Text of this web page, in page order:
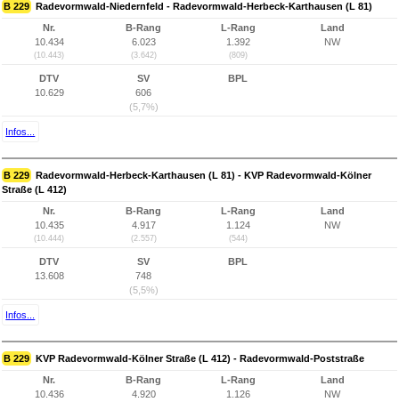
B 229 Radevormwald-Niedernfeld - Radevormwald-Herbeck-Karthausen (L 81)
Nr.
10.434
(10.443)
B-Rang
6.023
(3.642)
L-Rang
1.392
(809)
Land
NW
DTV
10.629
SV
606
(5,7%)
BPL
Infos...
B 229 Radevormwald-Herbeck-Karthausen (L 81) - KVP Radevormwald-Kölner
Straße (L 412)
Nr.
10.435
(10.444)
B-Rang
4.917
(2.557)
L-Rang
1.124
(544)
Land
NW
DTV
13.608
SV
748
(5,5%)
BPL
Infos...
B 229 KVP Radevormwald-Kölner Straße (L 412) - Radevormwald-Poststraße
Nr.
10.436
B-Rang
4.920
L-Rang
1.126
Land
NW